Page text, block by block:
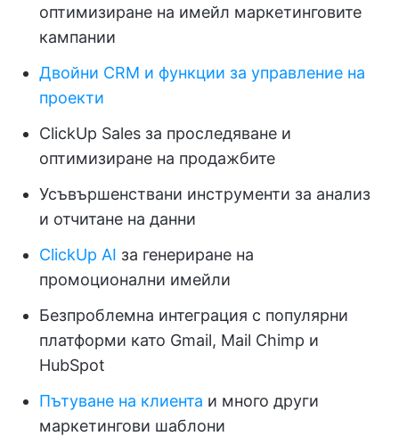
оптимизиране на имейл маркетинговите
кампании
Двойни CRM и функции за управление на
проекти
ClickUp Sales за проследяване и
оптимизиране на продажбите
Усъвършенствани инструменти за анализ
и отчитане на данни
ClickUp AI за генериране на
промоционални имейли
Безпроблемна интеграция с популярни
платформи като Gmail, Mail Chimp и
HubSpot
Пътуване на клиента и много други
маркетингови шаблони